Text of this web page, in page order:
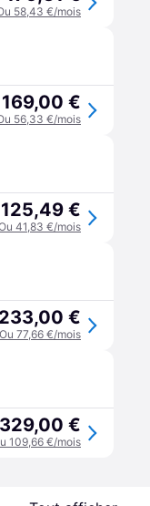
58,43 €/mois
169,00 €
56,33 €/mois
125,49 €
41,83 €/mois
233,00 €
Ou 77,66 €/mois
329,00 €
109,66 €/mois